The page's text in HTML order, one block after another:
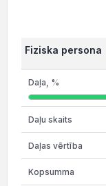
Fiziska persona